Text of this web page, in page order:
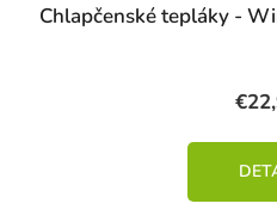
Chlapčenské tepláky -